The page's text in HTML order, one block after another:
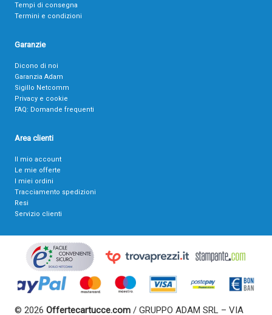
Tempi di consegna
Termini e condizioni
Garanzie
Dicono di noi
Garanzia Adam
Sigillo Netcomm
Privacy e cookie
FAQ: Domande frequenti
Area clienti
Il mio account
Le mie offerte
I miei ordini
Tracciamento spedizioni
Resi
Servizio clienti
© 2026 Offertecartucce.com / GRUPPO ADAM SRL – VIA